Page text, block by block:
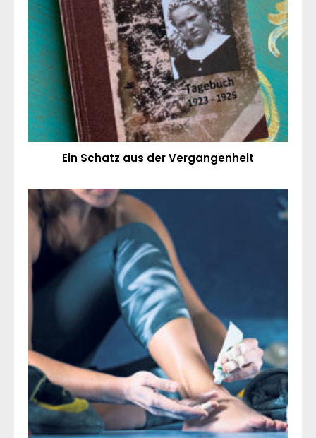
Ein Schatz aus der Vergangenheit